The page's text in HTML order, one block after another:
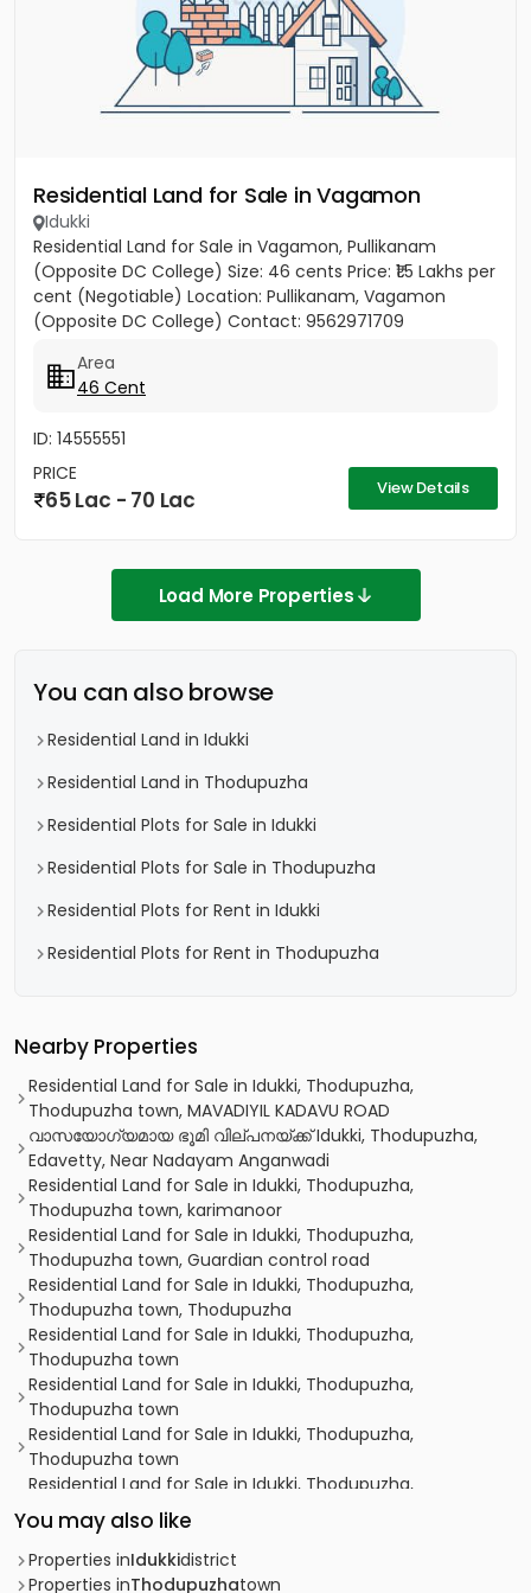
Residential Land for Sale in Vagamon
Idukki
Residential Land for Sale in Vagamon, Pullikanam
(Opposite DC College) Size: 46 cents Price: ₹1.5 Lakhs per
cent (Negotiable) Location: Pullikanam, Vagamon
(Opposite DC College) Contact: 9562971709
Area
46 Cent
ID: 14555551
PRICE
65 Lac - 70 Lac View Details
Load More Properties
You can also browse
Residential Land in Idukki
Residential Land in Thodupuzha
Residential Plots for Sale in Idukki
Residential Plots for Sale in Thodupuzha
Residential Plots for Rent in Idukki
Residential Plots for Rent in Thodupuzha
Nearby Properties
Residential Land for Sale in Idukki, Thodupuzha,
Thodupuzha town, MAVADIYIL KADAVU ROAD
വാസയോഗ്യമായ ഭൂമി വില്പനയ്ക്ക് Idukki, Thodupuzha,
Edavetty, Near Nadayam Anganwadi
Residential Land for Sale in Idukki, Thodupuzha,
Thodupuzha town, karimanoor
Residential Land for Sale in Idukki, Thodupuzha,
Thodupuzha town, Guardian control road
Residential Land for Sale in Idukki, Thodupuzha,
Thodupuzha town, Thodupuzha
Residential Land for Sale in Idukki, Thodupuzha,
Thodupuzha town
Residential Land for Sale in Idukki, Thodupuzha,
Thodupuzha town
Residential Land for Sale in Idukki, Thodupuzha,
Thodupuzha town
Residential Land for Sale in Idukki, Thodupuzha,
Thodupuzha town
Residential Land for Sale in Idukki, Thodupuzha,
Thodupuzha town
Residential Land for Sale in Idukki, Thodupuzha,
You may also like
Properties inIdukkidistrict
Properties inThodupuzhatown